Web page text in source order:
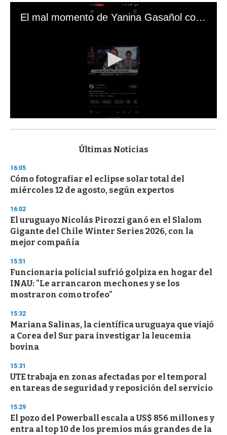
El mal momento de Yanina Gasañol con un hincha argentino en "Subrayado"
s
d
s
o
f
3
s
e
c
o
d
s
Últimas Noticias
16:05
Cómo fotografiar el eclipse solar total del
miércoles 12 de agosto, según expertos
16:02
El uruguayo Nicolás Pirozzi ganó en el Slalom
Gigante del Chile Winter Series 2026, con la
mejor compañía
15:51
Funcionaria policial sufrió golpiza en hogar del
INAU: "Le arrancaron mechones y se los
mostraron como trofeo"
15:32
Mariana Salinas, la científica uruguaya que viajó
a Corea del Sur para investigar la leucemia
bovina
15:31
UTE trabaja en zonas afectadas por el temporal
en tareas de seguridad y reposición del servicio
15:29
El pozo del Powerball escala a US$ 856 millones y
entra al top 10 de los premios más grandes de la